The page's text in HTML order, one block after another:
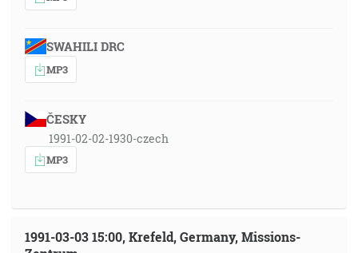
SWAHILI DRC
MP3
ČESKY
1991-02-02-1930-czech
MP3
1991-03-03 15:00, Krefeld, Germany, Missions-